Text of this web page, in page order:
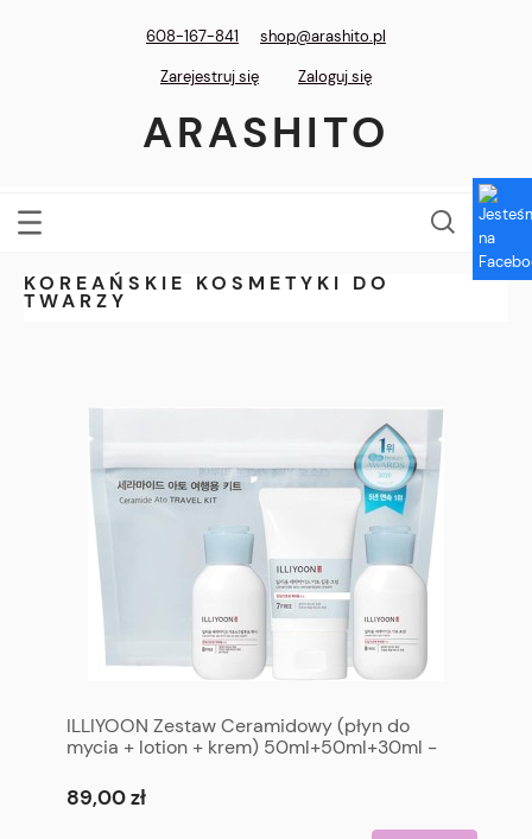
608-167-841
shop@arashito.pl
Zarejestruj się
Zaloguj się
ARASHITO
KOREAŃSKIE KOSMETYKI DO
TWARZY
ILLIYOON Zestaw Ceramidowy (płyn do
mycia + lotion + krem) 50ml+50ml+30ml -
items) 50ml+50ml+30ml
89,00 zł